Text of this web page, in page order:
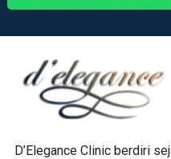
D’Elegance Clinic berdiri